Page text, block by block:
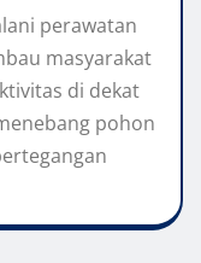
perawatan
masyarakat
di dekat
pohon